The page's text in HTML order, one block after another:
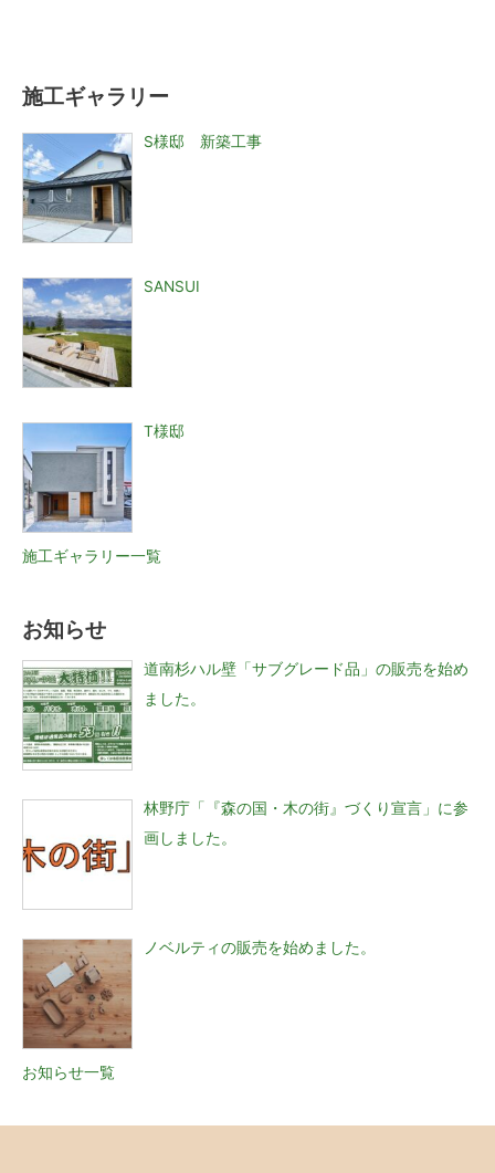
施工ギャラリー
S様邸 新築工事
SANSUI
T様邸
施工ギャラリー一覧
お知らせ
道南杉ハル壁「サブグレード品」の販売を始め
ました。
林野庁「『森の国・木の街』づくり宣言」に参
画しました。
ノベルティの販売を始めました。
お知らせ一覧